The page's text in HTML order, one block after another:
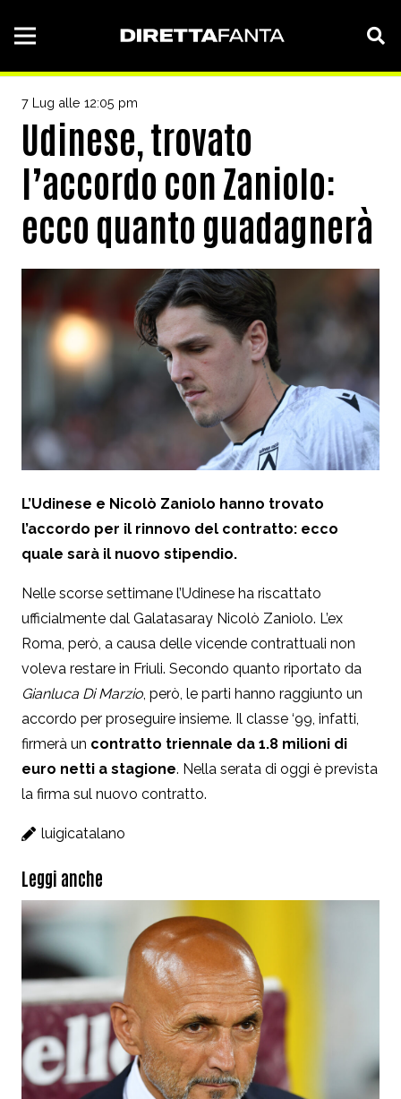
7 Lug alle 12:05 pm
Udinese, trovato
l’accordo con Zaniolo:
ecco quanto guadagnerà
L’Udinese e Nicolò Zaniolo hanno trovato
l’accordo per il rinnovo del contratto: ecco
quale sarà il nuovo stipendio.
Nelle scorse settimane l’Udinese ha riscattato
ufficialmente dal Galatasaray Nicolò Zaniolo. L’ex
Roma, però, a causa delle vicende contrattuali non
voleva restare in Friuli. Secondo quanto riportato da
Gianluca Di Marzio, però, le parti hanno raggiunto un
accordo per proseguire insieme. Il classe ‘99, infatti,
firmerà un contratto triennale da 1.8 milioni di
euro netti a stagione. Nella serata di oggi è prevista
la firma sul nuovo contratto.
luigicatalano
Leggi anche